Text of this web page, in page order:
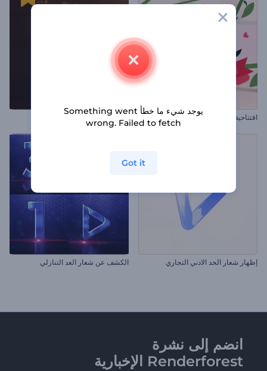
افتتاحية عيد الحب الرومانسية شعار دمج الجسيمات
إظهار شعار الحد الادني التجاري الكشف عن شعار العد التنازلي
انضم إلى نشرة
Renderforest الإخبارية
يوجد شيء ما خطأ Something went
wrong. Failed to fetch
Got it